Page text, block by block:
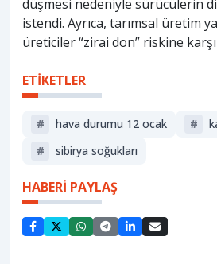
düşmesi nedeniyle sürücülerin
istendi. Ayrıca, tarımsal üretim
üreticiler “zirai don” riskine karşı
ETİKETLER
# hava durumu 12 ocak #
#
sibirya soğukları
HABERİ PAYLAŞ